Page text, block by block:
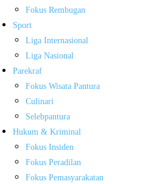
Fokus Rembugan
Sport
Liga Internasional
Liga Nasional
Parekraf
Fokus Wisata Pantura
Culinari
Selebpantura
Hukum & Kriminal
Fokus Insiden
Fokus Peradilan
Fokus Pemasyarakatan